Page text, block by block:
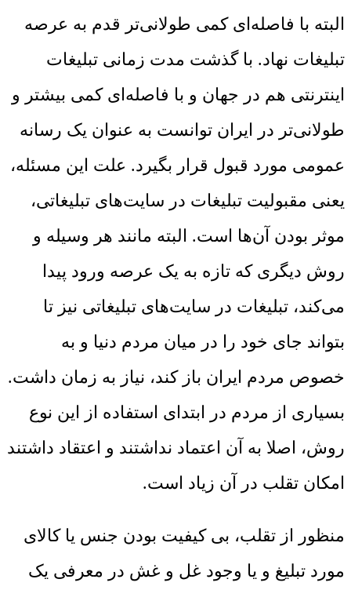
البته با فاصله‌ای کمی طولانی‌تر قدم به عرصه
تبلیغات نهاد. با گذشت مدت زمانی تبلیغات
اینترنتی هم در جهان و با فاصله‌ای کمی بیشتر و
طولانی‌تر در ایران توانست به عنوان یک رسانه
عمومی مورد قبول قرار بگیرد. علت این مسئله،
یعنی مقبولیت تبلیغات در سایت‌های تبلیغاتی،
موثر بودن آن‌ها است. البته مانند هر وسیله و
روش دیگری که تازه به یک عرصه ورود پیدا
می‌کند، تبلیغات در سایت‌های تبلیغاتی نیز تا
بتواند جای خود را در میان مردم دنیا و به
خصوص مردم ایران باز کند، نیاز به زمان داشت.
بسیاری از مردم در ابتدای استفاده از این نوع
روش، اصلا به آن اعتماد نداشتند و اعتقاد داشتند
امکان تقلب در آن زیاد است.
منظور از تقلب، بی کیفیت بودن جنس یا کالای
مورد تبلیغ و یا وجود غل و غش در معرفی یک